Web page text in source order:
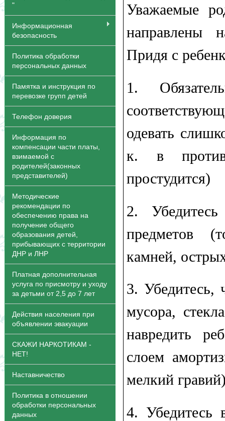
"
Информационная
безопасность
Политика обработки
персональных данных
Памятка и инструкция по
перевозке групп детей
Телефон доверия
Информация по
компенсации части платы,
взимаемой с
родителей(законных
представителей)
Методические
рекомендации по
обеспечению права на
получение общего
образования детей,
прибывающих с территории
ДНР и ЛНР
Платная дополнительная
услуга по присмотру и уходу
за детьми от 2,5 до 7 лет
Действия населения при
объявлении эвакуации
СКАЖИ НАРКОТИКАМ -
НЕТ!
Наставничество
Политика в отношении
обработки персональных
данных
Уважаемые
направлены
Придя с
1.​
одевать
к. в
простудится)
2.​
предметов
камней,
3.​ Убедитесь,
мусора,
навредить
слоем
мелкий
4.​ Убедитесь